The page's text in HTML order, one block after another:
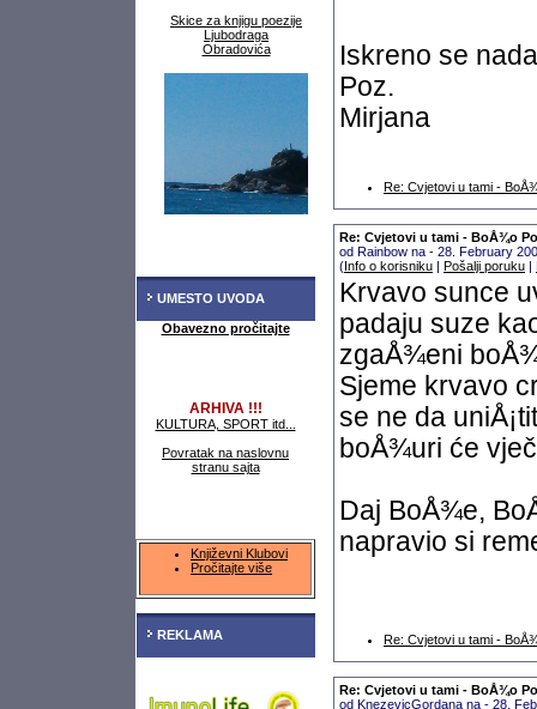
Skice za knjigu poezije
Ljubodraga
Obradovića
UMESTO UVODA
Obavezno pročitajte
ARHIVA !!!
KULTURA, SPORT itd...
Povratak na naslovnu
stranu sajta
Književni Klubovi
Pročitajte više
REKLAMA
Iskreno se
Poz.
Mirjana
Re: Cvjetovi u tami -
Re: Cvjetovi u tami - BoÅ¾o
od Rainbow na - 28. February
(Info o korisniku | Pošalji poruku |
Krvavo sunce
padaju suze
zgaÅ¾eni
Sjeme krvavo
se ne da
boÅ¾uri će
Daj BoÅ¾e,
napravio si
Re: Cvjetovi u tami -
Re: Cvjetovi u tami - BoÅ¾o
od KnezevicGordana na - 28.